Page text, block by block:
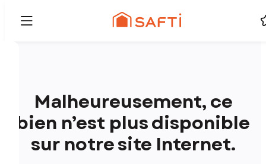
Malheureusement, ce
bien n’est plus disponible
sur notre site Internet.